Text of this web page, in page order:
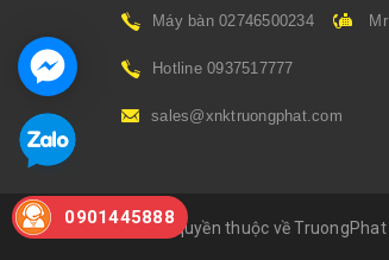
Máy bàn 02746500234
Hotline 0937517777
sales@xnktruongphat.com
© Bản quyền thuộc về
0901445888